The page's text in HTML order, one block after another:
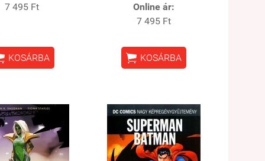
7 495 Ft
KOSÁRBA
Online ár:
7 495 Ft
 KOSÁRBA